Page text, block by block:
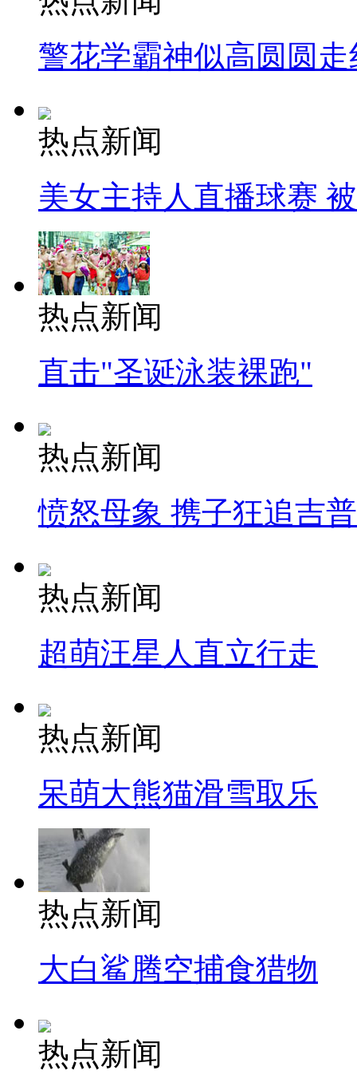
警花学霸神似高圆圆走
热点新闻
美女主持人直播球赛
热点新闻
直击"圣诞泳装裸跑"
热点新闻
愤怒母象 携子狂追吉
热点新闻
超萌汪星人直立行走
热点新闻
呆萌大熊猫滑雪取乐
热点新闻
大白鲨腾空捕食猎物
热点新闻